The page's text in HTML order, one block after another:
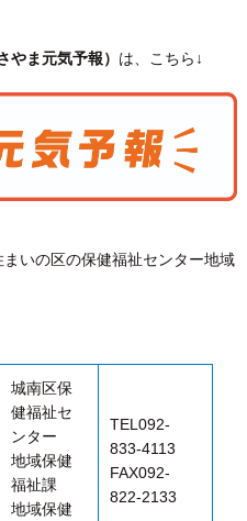
元気予報） は、こちら↓
いの区の保健福祉センター地域
城南区保
健福祉セ
ンター
地域保健
福祉課
地域保健
TEL092-
833-4113
FAX092-
822-2133